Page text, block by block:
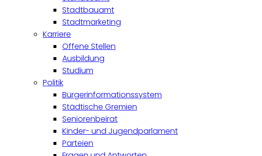
Stadtbauamt
Stadtmarketing
Karriere
Offene Stellen
Ausbildung
Studium
Politik
Bürgerinformationssystem
Städtische Gremien
Seniorenbeirat
Kinder- und Jugendparlament
Parteien